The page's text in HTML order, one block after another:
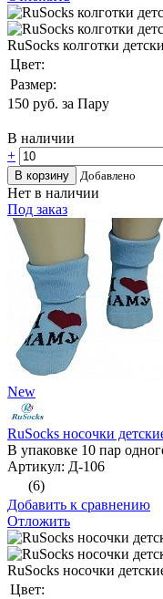
RuSocks колготки
Цвет:
Размер:
150 руб. за Пару
В наличии
+
В корзину Добавлено
Нет в наличии
Под заказ
New
RuSocks носочки
В упаковке 10 пар
Артикул: Д-106
(6)
Добавить к сравнению
Отложить
RuSocks носочки
Цвет: